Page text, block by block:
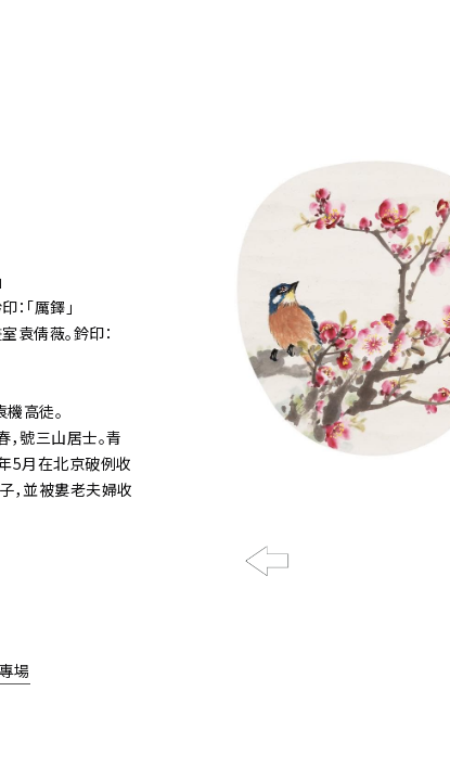
「厲鐸」
袁倩薇。鈐印：
機高徒。
，號三山居士。青
5月在北京破例收
，並被婁老夫婦收
場